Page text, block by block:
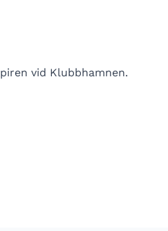
vid Klubbhamnen.